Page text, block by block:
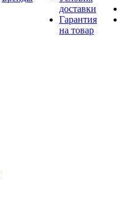
доставки
Гарантия
на товар